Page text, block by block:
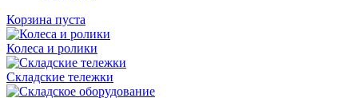
Корзина пуста
Колеса и ролики
Складские тележки